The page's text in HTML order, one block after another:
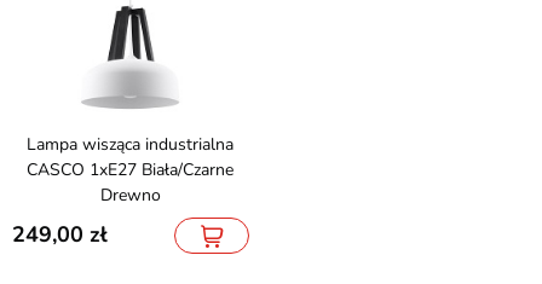
Lampa wisząca industrialna
CASCO 1xE27 Biała/Czarne
Drewno
249,00